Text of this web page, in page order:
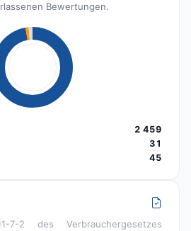
Bewertungen.
2 459
31
45
7-2 des Verbrauchergesetzes